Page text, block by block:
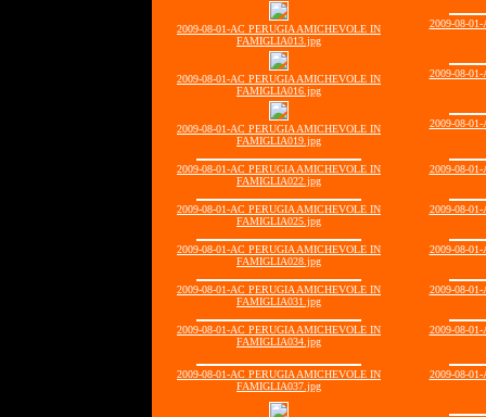
2009-08-01-AC PERUGIA AMICHEVOLE IN
FAMIGLIA013.jpg
2009-08-
2009-08-01-AC PERUGIA AMICHEVOLE IN
FAMIGLIA016.jpg
2009-08-
2009-08-01-AC PERUGIA AMICHEVOLE IN
FAMIGLIA019.jpg
2009-08-
2009-08-01-AC PERUGIA AMICHEVOLE IN
FAMIGLIA022.jpg
2009-08-
2009-08-01-AC PERUGIA AMICHEVOLE IN
FAMIGLIA025.jpg
2009-08-
2009-08-01-AC PERUGIA AMICHEVOLE IN
FAMIGLIA028.jpg
2009-08-
2009-08-01-AC PERUGIA AMICHEVOLE IN
FAMIGLIA031.jpg
2009-08-
2009-08-01-AC PERUGIA AMICHEVOLE IN
FAMIGLIA034.jpg
2009-08-
2009-08-01-AC PERUGIA AMICHEVOLE IN
FAMIGLIA037.jpg
2009-08-